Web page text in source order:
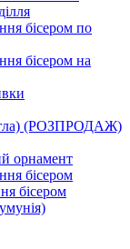
бісером по
бісером на
(РОЗПРОДАЖ)
орнамент
бісером
бісером